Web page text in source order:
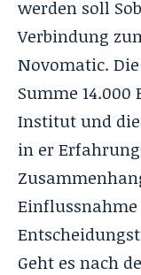
werden soll
Verbindung
Novomatic.
Summe
Institut und
in er
Geht es nach